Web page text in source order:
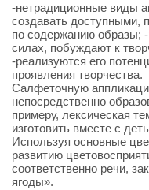
-нетрадиционные виды
создавать доступными,
по содержанию образы; -
силах, побуждают к
-реализуются его
проявления творчества.
Салфеточную
непосредственно
примеру, лексическая
изготовить вместе с
Используя основные
развитию
соответственно речи,
ягоды».